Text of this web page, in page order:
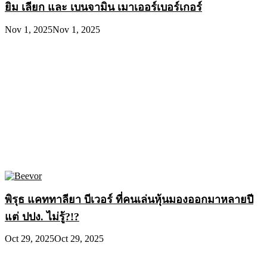
ยิม เลียก และ เบนจามิน เมาเออร์เบอร์เกอร์
Nov 1, 2025Nov 1, 2025
พิรุธ แคททาลียา บีเวอร์ ที่คนเล่นหุ้นมองออกมาหลายปี
แต่ ปปง. ไม่รู้?!?
Oct 29, 2025Oct 29, 2025